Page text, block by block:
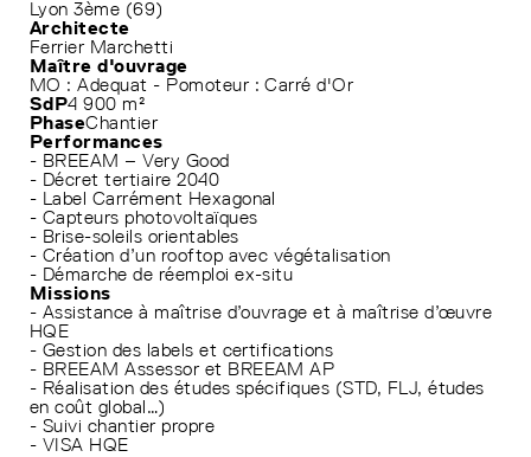
Lyon 3ème (69)
Architecte
Ferrier Marchetti
Maître d'ouvrage
MO : Adequat - Pomoteur : Carré d'Or
SdP4 900 m²
PhaseChantier
Performances
- BREEAM – Very Good
- Décret tertiaire 2040
- Label Carrément Hexagonal
- Capteurs photovoltaïques
- Brise-soleils orientables
- Création d’un rooftop avec végétalisation
- Démarche de réemploi ex-situ
Missions
- Assistance à maîtrise d’ouvrage et à maîtrise d’œuvre
HQE
- Gestion des labels et certifications
- BREEAM Assessor et BREEAM AP
- Réalisation des études spécifiques (STD, FLJ, études
en coût global…)
- Suivi chantier propre
- VISA HQE